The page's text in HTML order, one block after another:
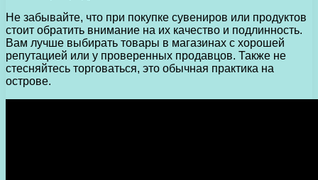
Не забывайте, что при покупке сувениров или продуктов
стоит обратить внимание на их качество и подлинность.
Вам лучше выбирать товары в магазинах с хорошей
репутацией или у проверенных продавцов. Также не
стесняйтесь торговаться, это обычная практика на
острове.